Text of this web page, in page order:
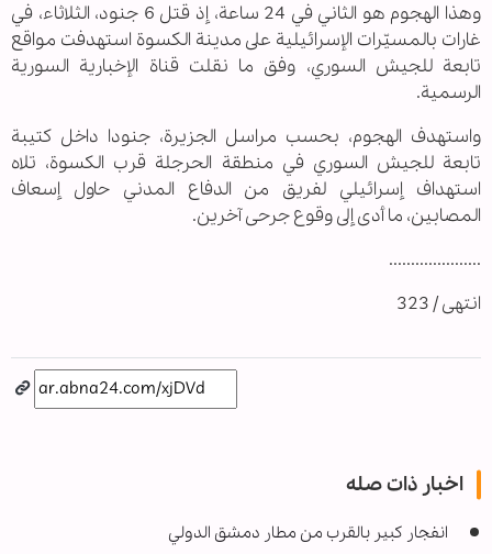
وهذا الهجوم هو الثاني في 24 ساعة، إذ قتل 6 جنود، الثلاثاء، في
غارات بالمسيّرات الإسرائيلية على مدينة الكسوة استهدفت مواقع
تابعة للجيش السوري، وفق ما نقلت قناة الإخبارية السورية
الرسمية.
واستهدف الهجوم، بحسب مراسل الجزيرة، جنودا داخل كتيبة
تابعة للجيش السوري في منطقة الحرجلة قرب الكسوة، تلاه
استهداف إسرائيلي لفريق من الدفاع المدني حاول إسعاف
المصابين، ما أدى إلى وقوع جرحى آخرين.
.....................
انتهى / 323
اخبار ذات صله
انفجار كبير بالقرب من مطار دمشق الدولي